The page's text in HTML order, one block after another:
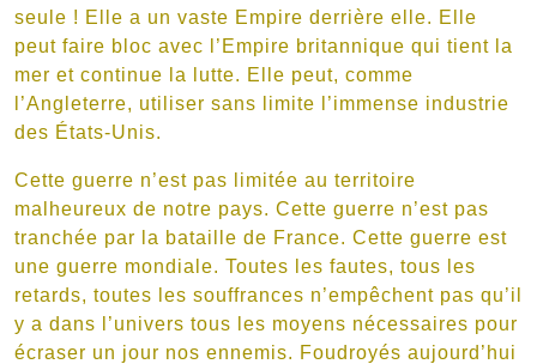
seule ! Elle a un vaste Empire derrière elle. Elle
peut faire bloc avec l’Empire britannique qui tient la
mer et continue la lutte. Elle peut, comme
l’Angleterre, utiliser sans limite l’immense industrie
des États-Unis.
Cette guerre n’est pas limitée au territoire
malheureux de notre pays. Cette guerre n’est pas
tranchée par la bataille de France. Cette guerre est
une guerre mondiale. Toutes les fautes, tous les
retards, toutes les souffrances n’empêchent pas qu’il
y a dans l’univers tous les moyens nécessaires pour
écraser un jour nos ennemis. Foudroyés aujourd’hui